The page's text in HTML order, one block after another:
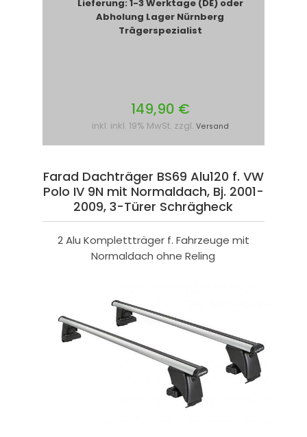
Lieferung: 1-3 Werktage (DE) oder
Abholung Lager Nürnberg
Trägerspezialist
149,90 €
inkl. inkl. 19% MwSt. zzgl. Versand
Farad Dachträger BS69 Alu120 f. VW
Polo IV 9N mit Normaldach, Bj. 2001-
2009, 3-Türer Schrägheck
2 Alu Komplettträger f. Fahrzeuge mit
Normaldach ohne Reling